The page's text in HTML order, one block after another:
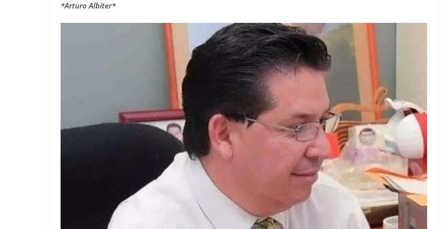
*Arturo Albíter*